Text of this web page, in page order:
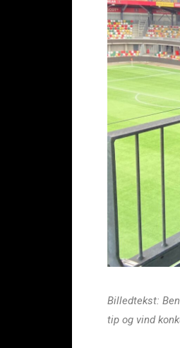
Billedtekst:
tip og vind